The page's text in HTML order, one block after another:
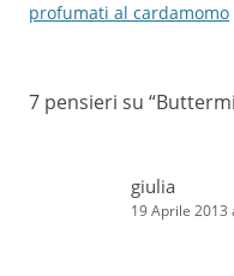
articolo
profumati al cardamomo
7 pensieri su “
giulia
19 Aprile 2013